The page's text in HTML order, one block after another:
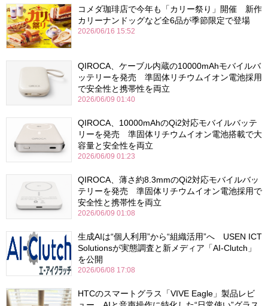
コメダ珈琲店で今年も「カリー祭り」開催 新作
カリーナンドッグなど全6品が季節限定で登場
2026/06/16 15:52
QIROCA、ケーブル内蔵の10000mAhモバイルバ
ッテリーを発売 準固体リチウムイオン電池採用
で安全性と携帯性を両立
2026/06/09 01:40
QIROCA、10000mAhのQi2対応モバイルバッテ
リーを発売 準固体リチウムイオン電池搭載で大
容量と安全性を両立
2026/06/09 01:23
QIROCA、薄さ約8.3mmのQi2対応モバイルバッ
テリーを発売 準固体リチウムイオン電池採用で
安全性と携帯性を両立
2026/06/09 01:08
生成AIは“個人利用”から“組織活用”へ USEN ICT
Solutionsが実態調査と新メディア「AI-Clutch」
を公開
2026/06/08 17:08
HTCのスマートグラス「VIVE Eagle」製品レビ